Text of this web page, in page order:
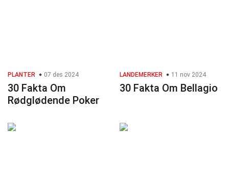
PLANTER 07 des 2024
30 Fakta Om
Rødglødende Poker
LANDEMERKER 11 nov 2024
30 Fakta Om Bellagio